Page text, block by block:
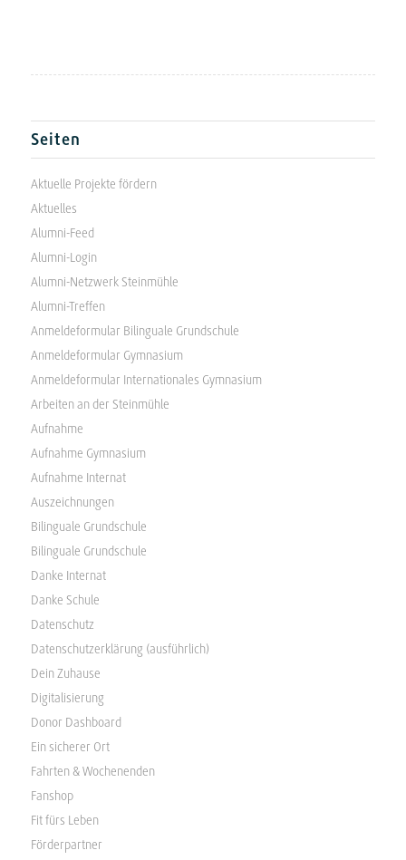
Seiten
Aktuelle Projekte fördern
Aktuelles
Alumni-Feed
Alumni-Login
Alumni-Netzwerk Steinmühle
Alumni-Treffen
Anmeldeformular Bilinguale Grundschule
Anmeldeformular Gymnasium
Anmeldeformular Internationales Gymnasium
Arbeiten an der Steinmühle
Aufnahme
Aufnahme Gymnasium
Aufnahme Internat
Auszeichnungen
Bilinguale Grundschule
Bilinguale Grundschule
Danke Internat
Danke Schule
Datenschutz
Datenschutzerklärung (ausführlich)
Dein Zuhause
Digitalisierung
Donor Dashboard
Ein sicherer Ort
Fahrten & Wochenenden
Fanshop
Fit fürs Leben
Förderpartner